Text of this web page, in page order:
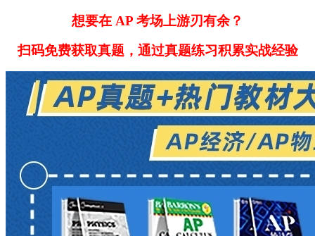
想要在 AP 考场上游刃有余？
扫码免费获取真题，通过真题练习积累实战经验